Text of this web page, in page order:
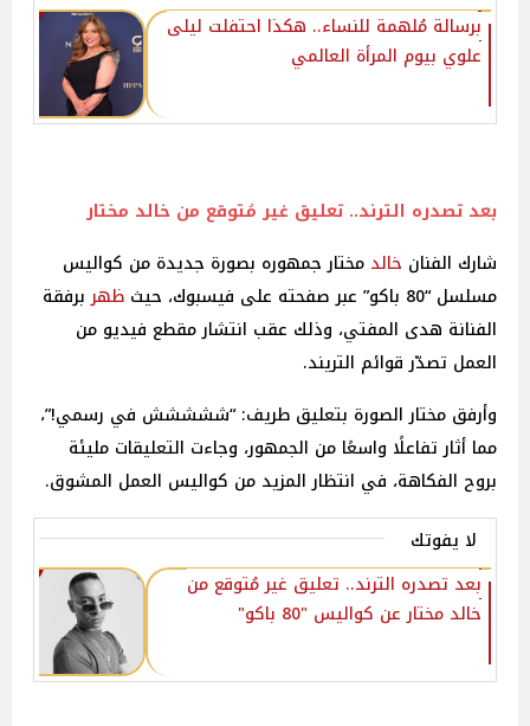
برسالة مُلهمة للنساء.. هكذا احتفلت ليلى
علوي بيوم المرأة العالمي
بعد تصدره الترند.. تعليق غير مُتوقع من خالد مختار
شارك الفنان خالد مختار جمهوره بصورة جديدة من كواليس
مسلسل “80 باكو” عبر صفحته على فيسبوك، حيث
ظهربرفقة
الفنانة هدى المفتي، وذلك عقب انتشار مقطع فيديو من
العمل تصدّر قوائم التريند.
وأرفق مختار الصورة بتعليق طريف: “ششششش في رسمي!”،
مما أثار تفاعلًا واسعًا من الجمهور، وجاءت التعليقات مليئة
بروح الفكاهة، في انتظار المزيد من كواليس العمل المشوق.
لا يفوتك
بعد تصدره الترند.. تعليق غير مُتوقع من
خالد مختار عن كواليس "80 باكو"